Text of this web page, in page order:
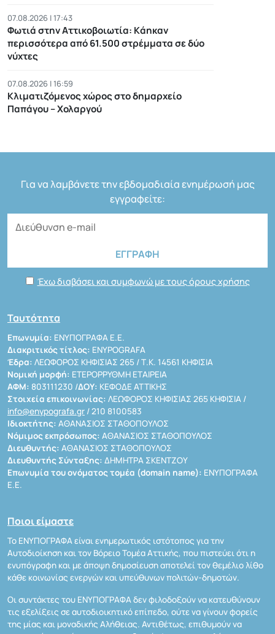
07.08.2026 | 17:43
Φωτιά στην Αττικοβοιωτία: Kάηκαν
περισσότερα από 61.500 στρέμματα σε δύο
νύχτες
07.08.2026 | 16:59
Κλιματιζόμενος χώρος στο δημαρχείο
Παπάγου – Χολαργού
Για να λαμβάνετε την εβδομαδιαία ενημέρωσή μας
εγγραφείτε:
Έχω διαβάσει και συμφωνώ με τους όρους χρήσης
Ταυτότητα
Επωνυμία: ΕΝΥΠΟΓΡΑΦΑ Ε.Ε.
Διακριτικός τίτλος: ENYPOGRAFA
Έδρα: ΛΕΩΦΟΡΟΣ ΚΗΦΙΣΙΑΣ 265 / Τ.Κ. 14561 ΚΗΦΙΣΙΑ
Νομική μορφή: ΕΤΕΡΟΡΡΥΘΜΗ ΕΤΑΙΡΕΙΑ
ΑΦΜ: 803111230 /ΔΟΥ: ΚΕΦΟΔΕ ΑΤΤΙΚΗΣ
Στοιχεία επικοινωνίας: ΛΕΩΦΟΡΟΣ ΚΗΦΙΣΙΑΣ 265 ΚΗΦΙΣΙΑ /
info@enypografa.gr / 210 8100583
Ιδιοκτήτης: ΑΘΑΝΑΣΙΟΣ ΣΤΑΘΟΠΟΥΛΟΣ
Νόμιμος εκπρόσωπος: ΑΘΑΝΑΣΙΟΣ ΣΤΑΘΟΠΟΥΛΟΣ
Διευθυντής: ΑΘΑΝΑΣΙΟΣ ΣΤΑΘΟΠΟΥΛΟΣ
Διευθυντής Σύνταξης: ΔΗΜΗΤΡΑ ΣΚΕΝΤΖΟΥ
Επωνυμία του ονόματος τομέα (domain name): ΕΝΥΠΟΓΡΑΦΑ
Ε.Ε.
Ποιοι είμαστε
Το ΕΝΥΠΟΓΡΑΦΑ είναι ενημερωτικός ιστότοπος για την
Αυτοδιοίκηση και τον Βόρειο Τομέα Αττικής, που πιστεύει ότι η
ενυπόγραφη και με άποψη δημοσίευση αποτελεί τον θεμέλιο λίθο
κάθε κοινωνίας ενεργών και υπεύθυνων πολιτών-δημοτών.
Οι συντάκτες του ΕΝΥΠΟΓΡΑΦΑ δεν φιλοδοξούν να κατευθύνουν
τις εξελίξεις σε αυτοδιοικητικό επίπεδο, ούτε να γίνουν φορείς
της μίας και μοναδικής Αλήθειας. Αντιθέτως, επιθυμούν να